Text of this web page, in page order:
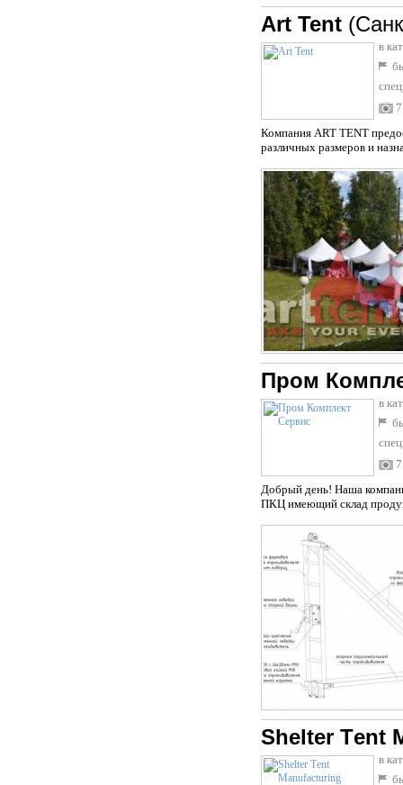
Art Tent
в
7
Компания ART TENT
различных размеров и
Пром
в
7
Добрый день! Наша
ПКЦ имеющий склад
Shelter Тent
в